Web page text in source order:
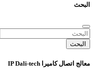
البحث
البحث
معالج اتصال كاميرا IP Dali-tech